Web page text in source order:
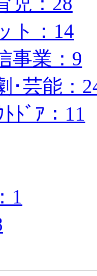
ト：14
事業：9
･芸能：
ﾄﾞｱ：11
1